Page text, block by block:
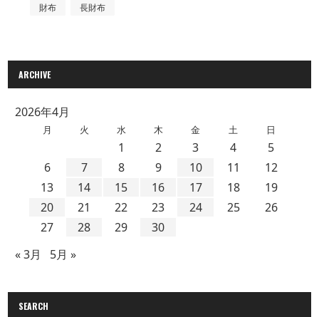
財布 長財布
ARCHIVE
2026年4月
月 火 水 木 金 土 日
1 2 3 4
5
6
7 8 9 10 11
12
13
14 15 16 17 18
19
20
21 22 23 24 25
26
27
28 29
30
« 3月
5月 »
SEARCH